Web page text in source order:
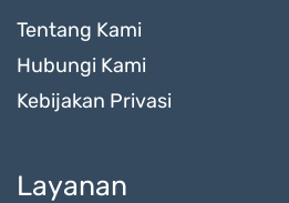
Tentang Kami
Hubungi Kami
Kebijakan Privasi
Layanan